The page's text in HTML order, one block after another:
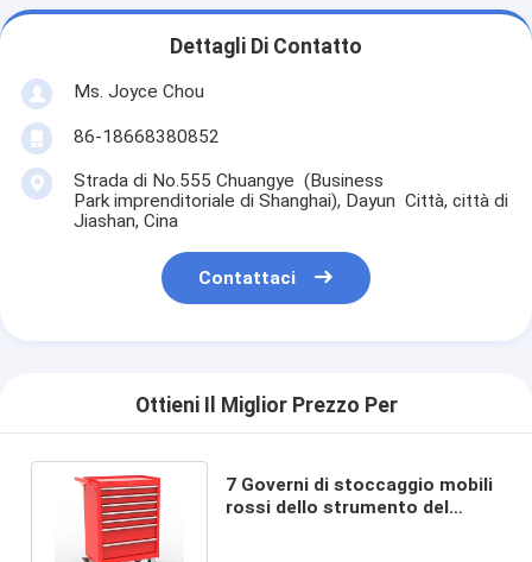
Dettagli Di Contatto
Ms. Joyce Chou
86-18668380852
Strada di No.555 Chuangye (Business
Park imprenditoriale di Shanghai), Dayun Città, città di
Jiashan, Cina
Contattaci
Ottieni Il Miglior Prezzo Per
7 Governi di stoccaggio mobili
rossi dello strumento del